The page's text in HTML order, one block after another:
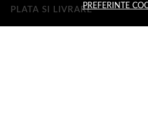
PREFERINTE
PLATA SI LIVRARE